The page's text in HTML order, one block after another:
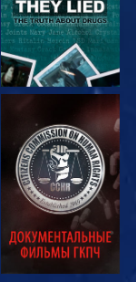
СМОТРЕТЬ